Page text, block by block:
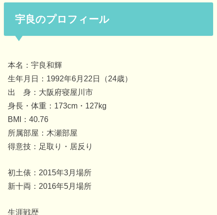
宇良のプロフィール
本名：宇良和輝
生年月日：1992年6月22日（24歳）
出 身：大阪府寝屋川市
身長・体重：173cm・127kg
BMI：40.76
所属部屋：木瀬部屋
得意技：足取り・居反り
初土俵：2015年3月場所
新十両：2016年5月場所
生涯戦歴